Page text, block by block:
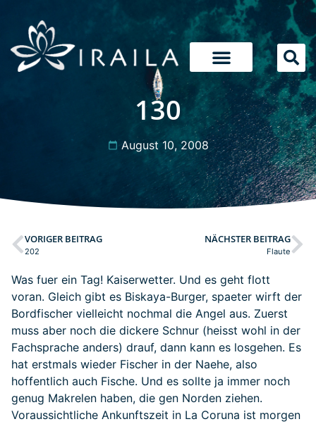
130
August 10, 2008
VORIGER BEITRAG
202
NÄCHSTER BEITRAG
Flaute
Was fuer ein Tag! Kaiserwetter. Und es geht flott
voran. Gleich gibt es Biskaya-Burger, spaeter wirft der
Bordfischer vielleicht nochmal die Angel aus. Zuerst
muss aber noch die dickere Schnur (heisst wohl in der
Fachsprache anders) drauf, dann kann es losgehen. Es
hat erstmals wieder Fischer in der Naehe, also
hoffentlich auch Fische. Und es sollte ja immer noch
genug Makrelen haben, die gen Norden ziehen.
Voraussichtliche Ankunftszeit in La Coruna ist morgen